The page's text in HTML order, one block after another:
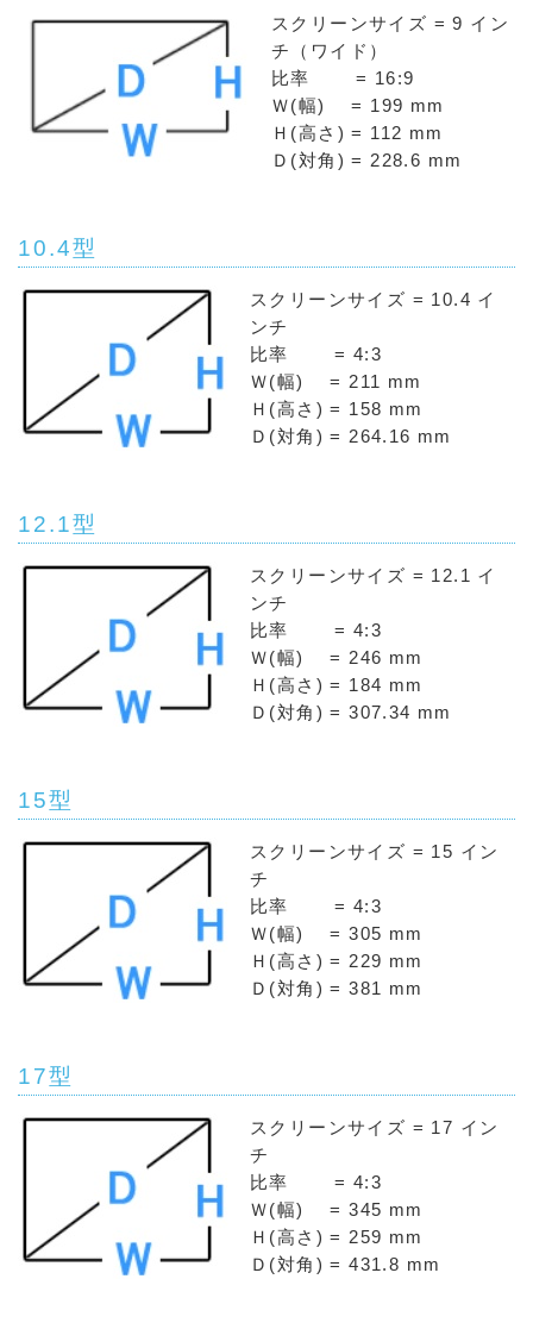
スクリーンサイズ = 9 イン
チ（ワイド）
比率 = 16:9
Ｗ(幅) = 199 mm
Ｈ(高さ) = 112 mm
Ｄ(対角) = 228.6 mm
10.4型
スクリーンサイズ = 10.4 イ
ンチ
比率 = 4:3
Ｗ(幅) = 211 mm
Ｈ(高さ) = 158 mm
Ｄ(対角) = 264.16 mm
12.1型
スクリーンサイズ = 12.1 イ
ンチ
比率 = 4:3
Ｗ(幅) = 246 mm
Ｈ(高さ) = 184 mm
Ｄ(対角) = 307.34 mm
15型
スクリーンサイズ = 15 イン
チ
比率 = 4:3
Ｗ(幅) = 305 mm
Ｈ(高さ) = 229 mm
Ｄ(対角) = 381 mm
17型
スクリーンサイズ = 17 イン
チ
比率 = 4:3
Ｗ(幅) = 345 mm
Ｈ(高さ) = 259 mm
Ｄ(対角) = 431.8 mm